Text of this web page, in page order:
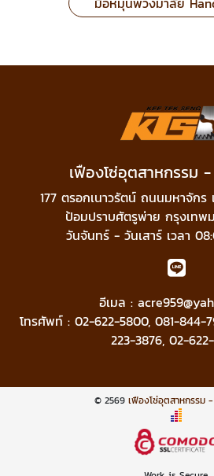
เฟืองโซ่อุตสาหกรรม
177 ตรอกเนาวรัตน์ ถนนมหาจักร
ป้อมปราบศัตรูพ่าย กรุงเทพ
วันจันทร์ - วันเสาร์ เวลา
อีเมล :
โทรศัพท์ : 02-622-5800, 081-844-
223-3876, 02-
© 2569เฟืองโซ่อุตสาหกรรม